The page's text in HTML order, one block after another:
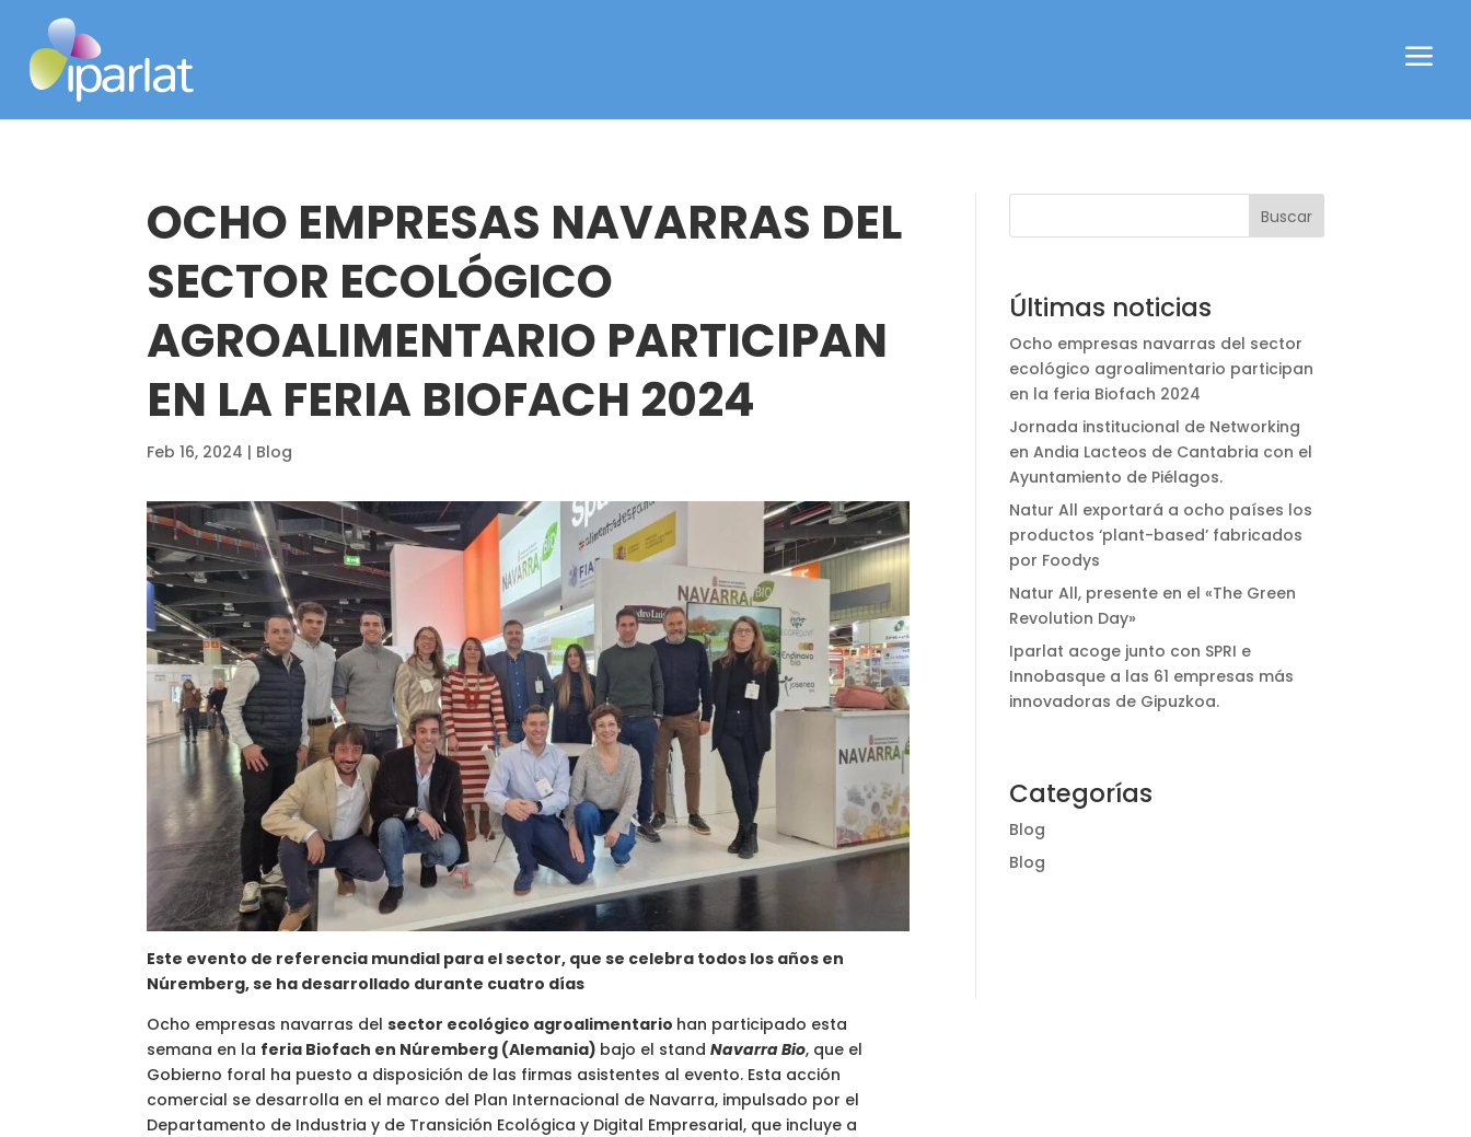
a
a
OCHO EMPRESAS NAVARRAS DEL
SECTOR ECOLÓGICO
AGROALIMENTARIO PARTICIPAN
EN LA FERIA BIOFACH 2024
Feb 16, 2024 | Blog
Este evento de referencia mundial para el sector, que se celebra todos los años en
Núremberg, se ha desarrollado durante cuatro días
Ocho empresas navarras delsector ecológico agroalimentario han participado esta
semana en la feria Biofach en Núremberg (Alemania) bajo el standNavarra Bio, que el
Gobierno foral ha puesto a disposición de las firmas asistentes al evento. Esta acción
comercial se desarrolla en el marco del Plan Internacional de Navarra, impulsado por el
Departamento de Industria y de Transición Ecológica y Digital Empresarial, que incluye a
Buscar
Últimas noticias
Ocho empresas navarras del sector
ecológico agroalimentario participan
en la feria Biofach 2024
Jornada institucional de Networking
en Andia Lacteos de Cantabria con el
Ayuntamiento de Piélagos.
Natur All exportará a ocho países los
productos ‘plant-based’ fabricados
por Foodys
Natur All, presente en el «The Green
Revolution Day»
Iparlat acoge junto con SPRI e
Innobasque a las 61 empresas más
innovadoras de Gipuzkoa.
Categorías
Blog
Blog